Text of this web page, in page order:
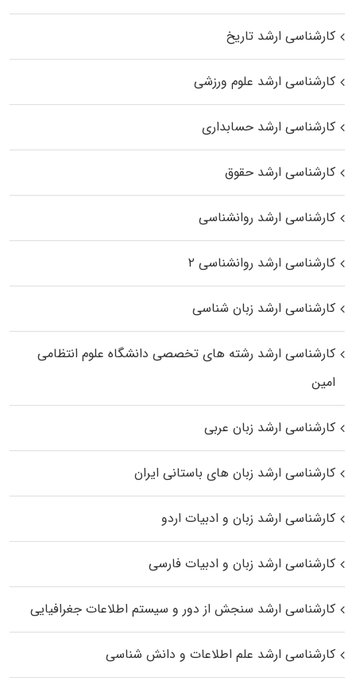
کارشناسی ارشد تاریخ
کارشناسی ارشد علوم ورزشی
کارشناسی ارشد حسابداری
کارشناسی ارشد حقوق
کارشناسی ارشد روانشناسی
کارشناسی ارشد روانشناسی ۲
کارشناسی ارشد زبان شناسی
کارشناسی ارشد رﺷﺘﻪ ﻫﺎی تخصصی داﻧﺸﮕﺎه ﻋﻠﻮم انتظامی
اﻣﻴﻦ
کارشناسی ارشد زبان عربی
کارشناسی ارشد زبان‌ های باستانی ایران
کارشناسی ارشد زبان و ادبیات اردو
کارشناسی ارشد زبان و ادبیات فارسی
کارشناسی ارشد سنجش از دور و سیستم اطلاعات جغرافیایی
کارشناسی ارشد علم اطلاعات و دانش شناسی